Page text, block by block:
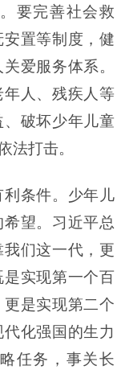
要完善社会救
置等制度，健
爱服务体系。
人、残疾人等
破坏少年儿童
法打击。
条件。少年儿
望。习近平总
们这一代，更
实现第一个百
是实现第二个
化强国的生力
任务，事关长